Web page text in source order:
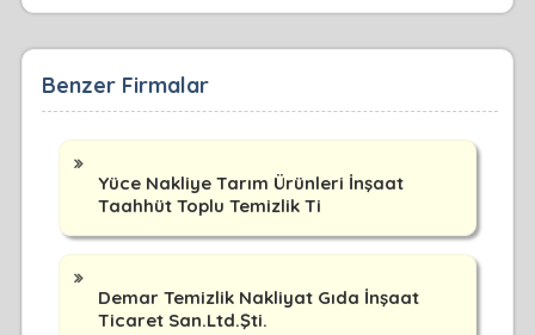
Benzer Firmalar
Yüce Nakliye Tarım Ürünleri İnşaat
Taahhüt Toplu Temizlik Ti
Demar Temizlik Nakliyat Gıda İnşaat
Ticaret San.Ltd.Şti.